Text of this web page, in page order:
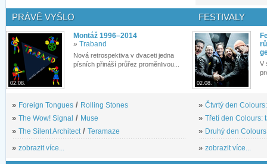
PRÁVĚ VYŠLO
02.08.
Montáž 1996–2014
» Traband
Nová retrospektiva v dvaceti jedna
písních přináší průřez proměnlivou...
» Foreign Tongues / Rolling Stones
» The Wow! Signal / Muse
» The Silent Architect/ Teramaze
» zobrazit více...
FESTIVALY
02.08.
V
» Čtvrtý den
» Třetí den Colours:
» Druhý den
» zobrazit více...